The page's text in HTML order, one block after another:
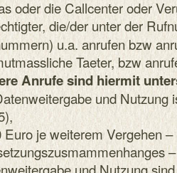
oder die Callcenter oder
die/der unter der
u.a. anrufen bzw
Taeter, bzw
Anrufe sind hiermit
und Nutzung
Euro je weiterem Vergehen
und Nutzung